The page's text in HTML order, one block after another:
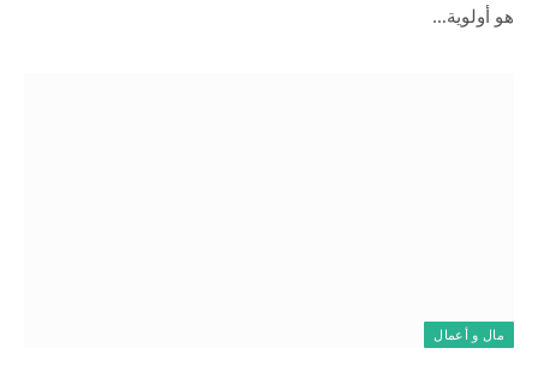
هو أولوية…
مال و أعمال